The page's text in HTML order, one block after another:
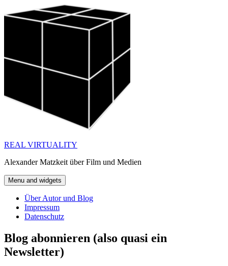
to
REAL VIRTUALITY
Alexander Matzkeit über Film und Medien
Menu and widgets
Über Autor und Blog
Impressum
Datenschutz
Blog abonnieren (also quasi ein
Newsletter)